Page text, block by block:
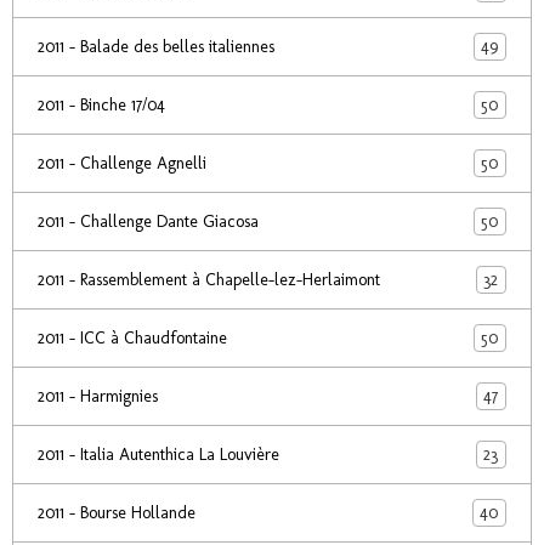
2011 - Balade des belles italiennes 49
2011 - Binche 17/04 50
2011 - Challenge Agnelli 50
2011 - Challenge Dante Giacosa 50
2011 - Rassemblement à Chapelle-lez-Herlaimont 32
2011 - ICC à Chaudfontaine 50
2011 - Harmignies 47
2011 - Italia Autenthica La Louvière 23
2011 - Bourse Hollande 40